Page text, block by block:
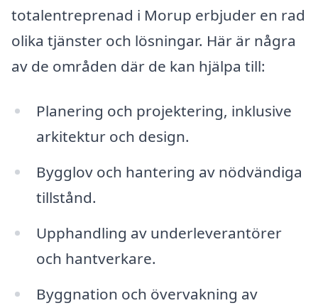
totalentreprenad i Morup erbjuder en rad
olika tjänster och lösningar. Här är några
av de områden där de kan hjälpa till:
Planering och projektering, inklusive
arkitektur och design.
Bygglov och hantering av nödvändiga
tillstånd.
Upphandling av underleverantörer
och hantverkare.
Byggnation och övervakning av